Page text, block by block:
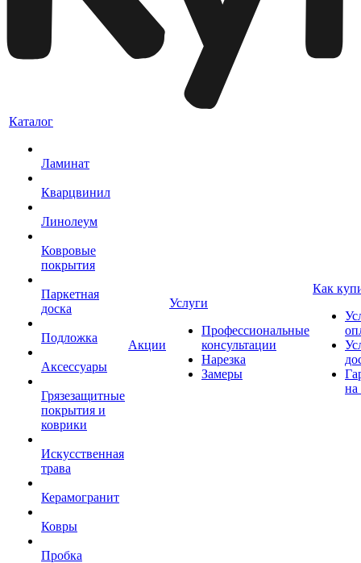
Каталог
Ламинат
Кварцвинил
Линолеум
Ковровые
покрытия
Паркетная
доска
Подложка
Аксессуары
Грязезащитные
покрытия и
коврики
Искусственная
трава
Керамогранит
Ковры
Пробка
Акции
Услуги
Профессиональные
консультации
Нарезка
Замеры
Как
на